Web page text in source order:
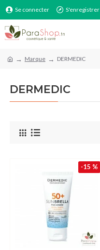
Se connecter S'enregistrer
Marque DERMEDIC
DERMEDIC
-15 %